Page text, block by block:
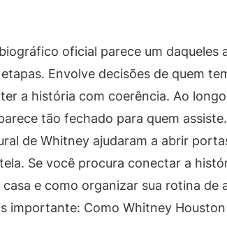
oficial parece um daqueles
Envolve decisões de quem
a história com coerência. Ao
tão fechado para quem
de Whitney ajudaram a abrir
Se você procura conectar a
e como organizar sua rotina de
importante: Como Whitney